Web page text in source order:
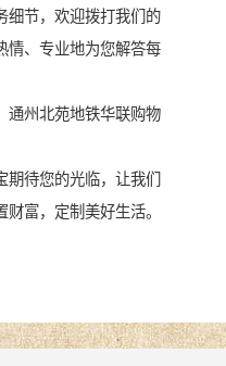
细节，欢迎拨打我们的
情、专业地为您解答每
通州北苑地铁华联购物
待您的光临，让我们
富，定制美好生活。